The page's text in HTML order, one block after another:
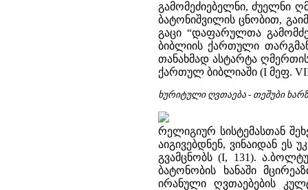
გამომეძიებელნი, ძუელნი
ბატონიშვილის ცნობით,
გაცი “დაფარულთა
ბიბლიის ქართული
თანახმად ასტარტა
ქართულ ბიბლიაში (I მეფ. VII,
ხურიტული ღვთაება - თეშუბი
რელიგიურ სისტემასთან
აიგივებდნენ, ვინაიდან ეს
გვამცნობს (I, 131).
ბატონობის ხანაში
ირანული ღვთაებების